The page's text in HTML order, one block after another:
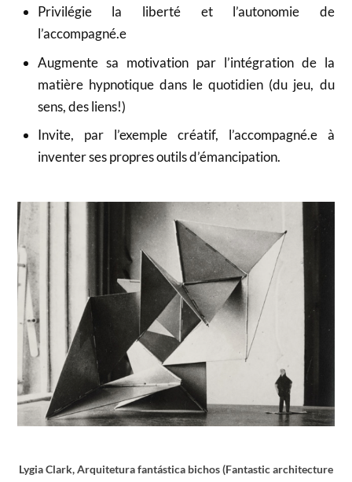
Privilégie la liberté et l’autonomie de
l’accompagné.e
Augmente sa motivation par l’intégration de la
matière hypnotique dans le quotidien (du jeu, du
sens, des liens!)
Invite, par l’exemple créatif, l’accompagné.e à
inventer ses propres outils d’émancipation.
Lygia Clark, Arquitetura fantástica bichos (Fantastic architecture